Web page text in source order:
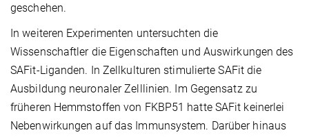
geschehen.
In weiteren Experimenten untersuchten die
Wissenschaftler die Eigenschaften und Auswirkungen des
SAFit-Liganden. In Zellkulturen stimulierte SAFit die
Ausbildung neuronaler Zelllinien. Im Gegensatz zu
früheren Hemmstoffen von FKBP51 hatte SAFit keinerlei
Nebenwirkungen auf das Immunsystem. Darüber hinaus